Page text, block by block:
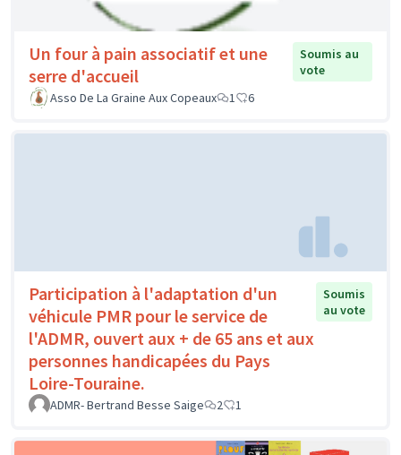
Un four à pain associatif et une
serre d'accueil
Soumis au
vote
Asso De La Graine Aux Copeaux
1 6
Participation à l'adaptation d'un
véhicule PMR pour le service de
l'ADMR, ouvert aux + de 65 ans et aux
personnes handicapées du Pays
Loire-Touraine.
Soumis
au vote
ADMR- Bertrand Besse Saige 2 1